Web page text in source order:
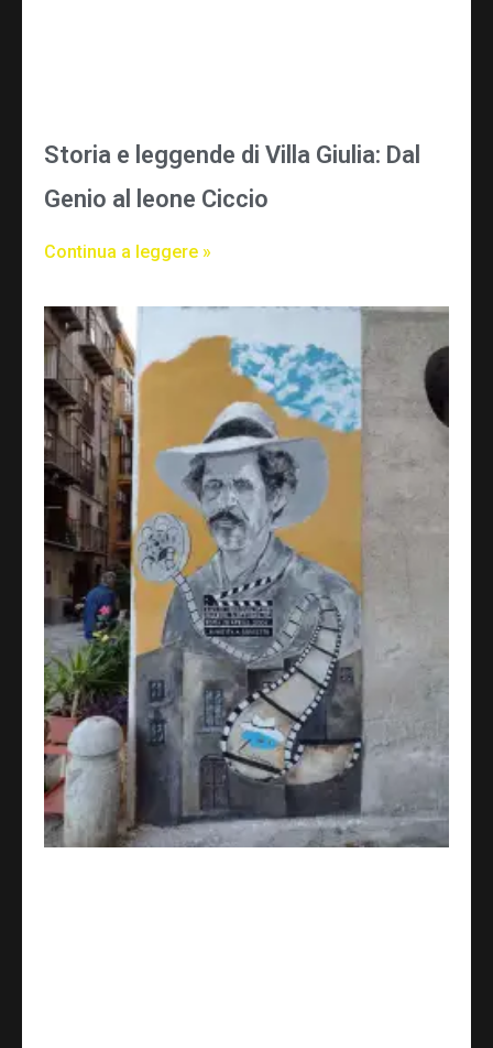
Storia e leggende di Villa Giulia: Dal
Genio al leone Ciccio
Continua a leggere »